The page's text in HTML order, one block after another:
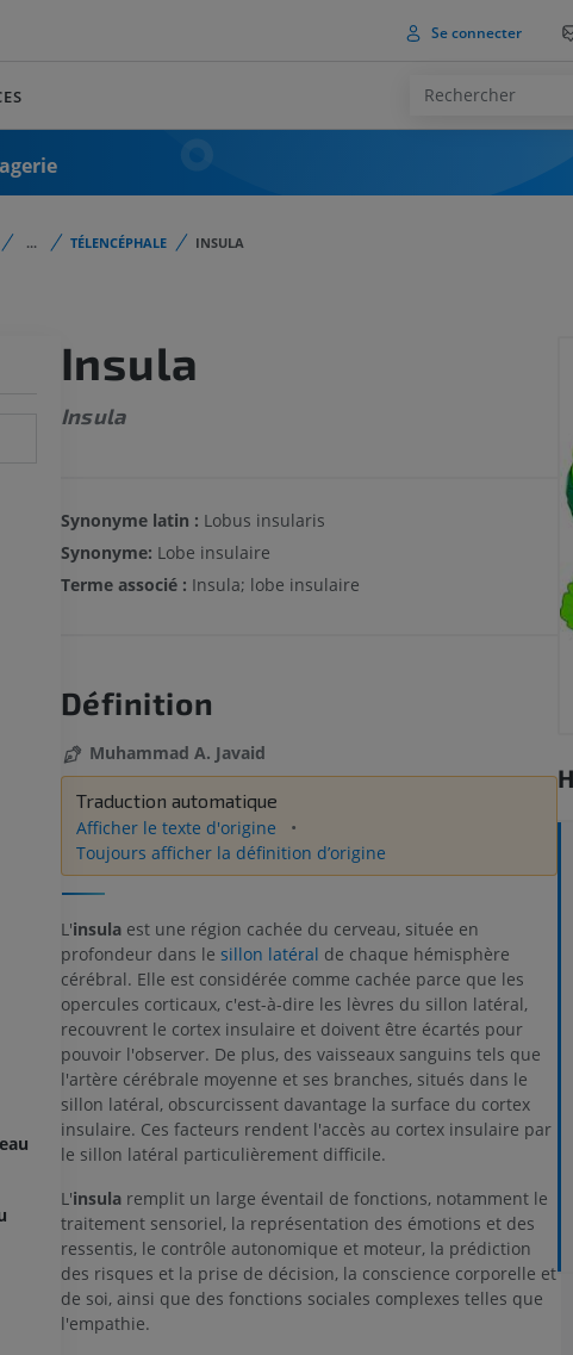
Se connecter
... TÉLENCÉPHALE INSULA
Insula
Insula
Synonyme latin : Lobus insularis
Synonyme: Lobe insulaire
Terme associé : Insula; lobe insulaire
Définition
Muhammad A. Javaid
Traduction automatique
Afficher le texte d'origine
Toujours afficher la définition d’origine
L'insulaest une région cachée du cerveau, située en
profondeur dans le sillon latéral de chaque hémisphère
cérébral. Elle est considérée comme cachée parce que les
opercules corticaux, c'est-à-dire les lèvres du sillon latéral,
recouvrent le cortex insulaire et doivent être écartés pour
pouvoir l'observer. De plus, des vaisseaux sanguins tels que
l'artère cérébrale moyenne et ses branches, situés dans le
sillon latéral, obscurcissent davantage la surface du cortex
insulaire. Ces facteurs rendent l'accès au cortex insulaire par
le sillon latéral particulièrement difficile.
L'insularemplit un large éventail de fonctions, notamment le
traitement sensoriel, la représentation des émotions et des
ressentis, le contrôle autonomique et moteur, la prédiction
des risques et la prise de décision, la conscience corporelle et
de soi, ainsi que des fonctions sociales complexes telles que
l'empathie.